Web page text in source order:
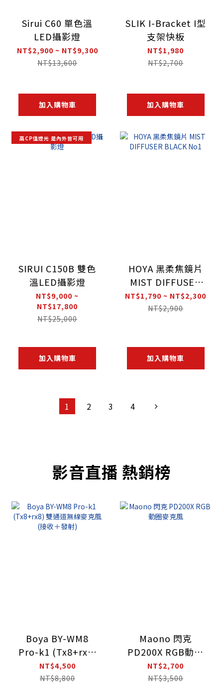
Sirui C60 單色溫
LED攝影燈
NT$2,900 ~ NT$9,300
NT$13,600
加入購物車
SLIK I-Bracket I型
支架快板
NT$1,980
NT$2,700
加入購物車
高CP值燈光 是內外皆可用
SIRUI C150B 雙色
溫LED攝影燈
NT$9,000 ~
NT$17,800
NT$25,000
加入購物車
HOYA 黑柔焦鏡片
MIST DIFFUSER
BLACK No1
NT$1,790 ~ NT$2,300
NT$2,900
加入購物車
1 2 3 4
影音直播 熱銷榜
Boya BY-WM8
Pro-k1 (Tx8+rx8)
雙通道無線麥克風
(接收＋發射)
NT$4,500
NT$8,800
Maono 閃克
PD200X RGB動圈
麥克風
NT$2,700
NT$3,500